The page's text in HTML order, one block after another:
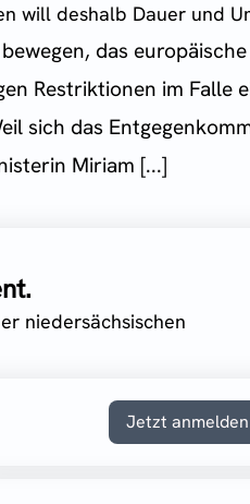
will deshalb Dauer und
das europäische
Restriktionen im Falle
sich das
Miriam [...]
niedersächsischen
Jetzt anmelden